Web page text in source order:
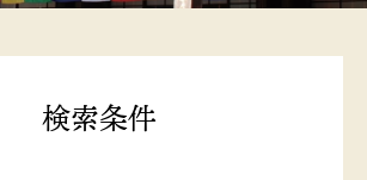
検索条件